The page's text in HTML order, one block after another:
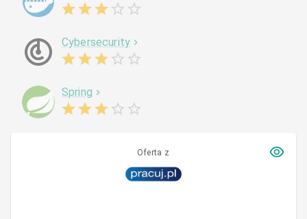
Cybersecurity
Spring
Oferta z